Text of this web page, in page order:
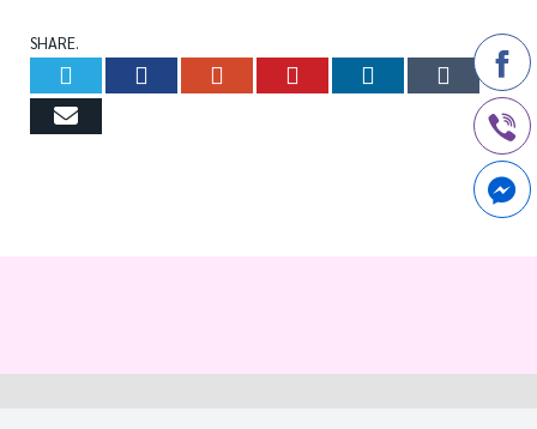
SHARE.
TwitterFacebookGoogle+PinterestLinkedIn
Email